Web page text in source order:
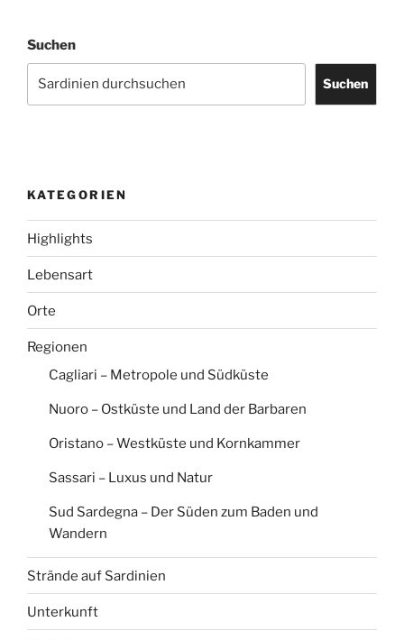
Suchen
Suchen
KATEGORIEN
Highlights
Lebensart
Orte
Regionen
Cagliari – Metropole und Südküste
Nuoro – Ostküste und Land der Barbaren
Oristano – Westküste und Kornkammer
Sassari – Luxus und Natur
Sud Sardegna – Der Süden zum Baden und
Wandern
Strände auf Sardinien
Unterkunft